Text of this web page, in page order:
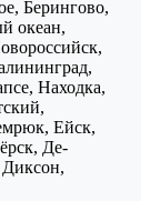
Берингово,
океан,
Находка,
Ейск,
Де-